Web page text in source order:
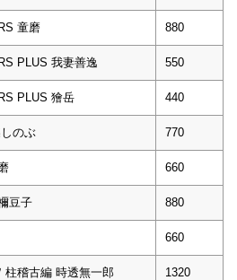
童磨 880
PLUS 我妻善逸 550
PLUS 獪岳 440
のぶ 770
660
豆子 880
660
柱稽古編 時透無一郎 1320